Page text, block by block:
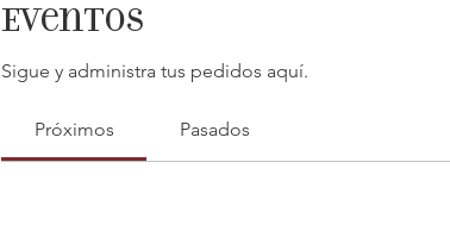
Eventos
Sigue y administra tus pedidos aquí.
Próximos Pasados